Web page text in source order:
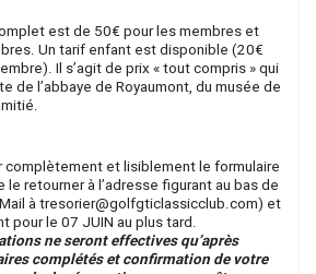
est de 50€ pour les membres et
Un tarif enfant est disponible (20€
Il s’agit de prix « tout compris » qui
de l’abbaye de Royaumont, du musée de
complètement et lisiblement le formulaire
le retourner à l’adresse figurant au bas de
à tresorier@golfgticlassicclub.com) et
pour le 07 JUIN au plus tard.
ne seront effectives qu’après
complétés et confirmation de votre